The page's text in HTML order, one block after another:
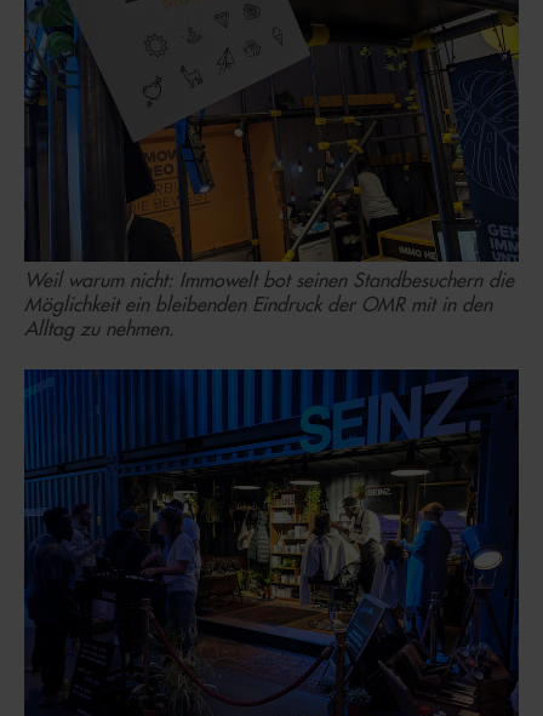
Weil warum nicht: Immowelt bot seinen Standbesuchern die
Möglichkeit ein bleibenden Eindruck der OMR mit in den
Alltag zu nehmen.